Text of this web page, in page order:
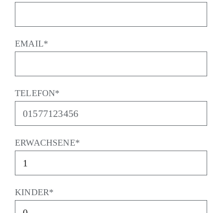
EMAIL*
TELEFON*
ERWACHSENE*
KINDER*